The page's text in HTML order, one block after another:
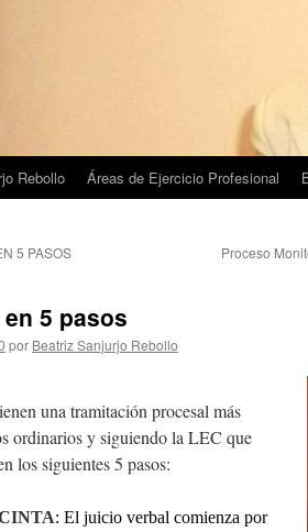
Rebollo Áreas de Ejercicio Profesional
5 PASOS
Proceso
5 pasos
por Beatriz Sanjurjo Rebollo
una tramitación procesal más
ordinarios y siguiendo la LEC que
los siguientes 5 pasos:
: El juicio verbal comienza por